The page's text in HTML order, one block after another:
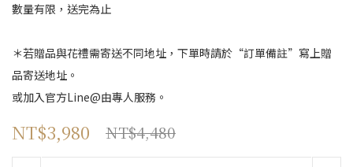
數量有限，送完為止
＊若贈品與花禮需寄送不同地址，下單時請於“訂單備註”寫上贈
品寄送地址。
或加入官方Line@由專人服務。
NT$3,980 NT$4,480